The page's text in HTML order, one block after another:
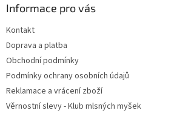
Informace pro vás
Kontakt
Doprava a platba
Obchodní podmínky
Podmínky ochrany osobních údajů
Reklamace a vrácení zboží
Věrnostní slevy - Klub mlsných myšek